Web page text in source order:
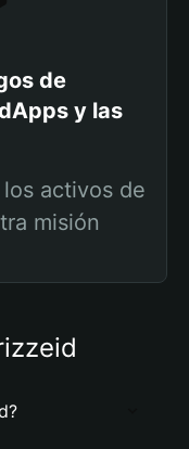
de
y las
activos de
misión